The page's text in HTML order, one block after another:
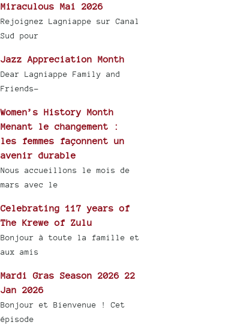
Miraculous Mai 2026
Rejoignez Lagniappe sur Canal
Sud pour
Jazz Appreciation Month
Dear Lagniappe Family and
Friends-
Women’s History Month
Menant le changement :
les femmes façonnent un
avenir durable
Nous accueillons le mois de
mars avec le
Celebrating 117 years of
The Krewe of Zulu
Bonjour à toute la famille et
aux amis
Mardi Gras Season 2026 22
Jan 2026
Bonjour et Bienvenue ! Cet
épisode